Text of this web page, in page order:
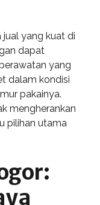
jual yang kuat di
dapat
yang
dalam kondisi
pakainya.
mengherankan
pilihan utama